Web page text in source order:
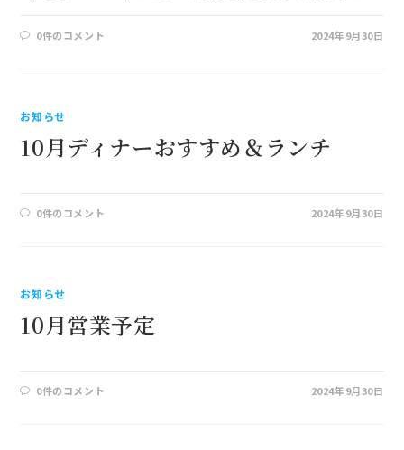
0件のコメント 2024年9月30日
お知らせ
10月ディナーおすすめ＆ランチ
0件のコメント 2024年9月30日
お知らせ
10月営業予定
0件のコメント 2024年9月30日